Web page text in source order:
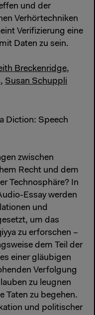
und der
Verhörtechniken
Verifizierung eine
Daten zu sein.
Breckenridge,
, Susan Schuppli
Diction: Speech
zwischen
Recht und dem
Technosphäre? In
Essay werden
und
um das
zu erforschen –
dem Teil der
einer gläubigen
Verfolgung
zu leugnen
Taten zu begehen.
und politischer